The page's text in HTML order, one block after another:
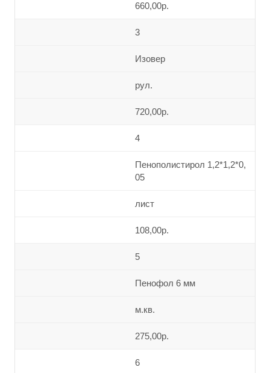
660,00р.
3
Изовер
рул.
720,00р.
4
Пенополистирол 1,2*1,2*0,
05
лист
108,00р.
5
Пенофол 6 мм
м.кв.
275,00р.
6